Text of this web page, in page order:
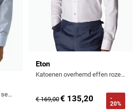
overhemd lichtblauw effen semi-wide spread boord
Eton
Katoenen overhemd effen roze slim fit
€ 169,00€ 135,20
-
20%